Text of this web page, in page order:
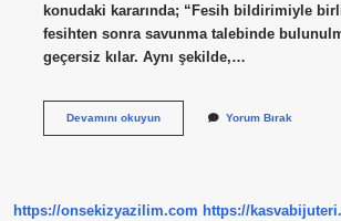
konudaki kararında; “Fesih bildirimiyle
fesihten sonra savunma talebinde
geçersiz kılar. Aynı şekilde,…
Devamını okuyunIş
Yorum Bırak
https://onsekizyazilim.com https://